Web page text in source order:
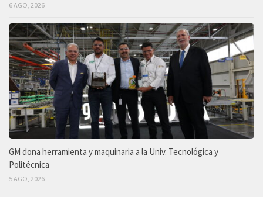
6 AGO, 2026
GM dona herramienta y maquinaria a la Univ. Tecnológica y
Politécnica
5 AGO, 2026